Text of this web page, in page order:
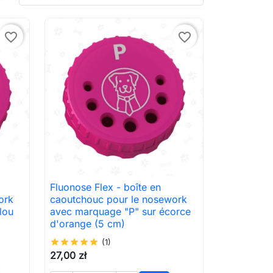
favorite_border favorite_border
 Aperçu rapide
Fluonose Flex - boîte en
caoutchouc pour le nosework
avec marquage "P" sur écorce
d'orange (5 cm)
starstarstarstarstar (1)
27,00 zł